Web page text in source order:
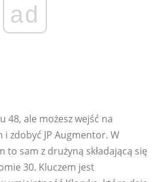
ad
48, ale możesz wejść na
i zdobyć JP Augmentor. W
to sam z drużyną składającą się
30. Kluczem jest